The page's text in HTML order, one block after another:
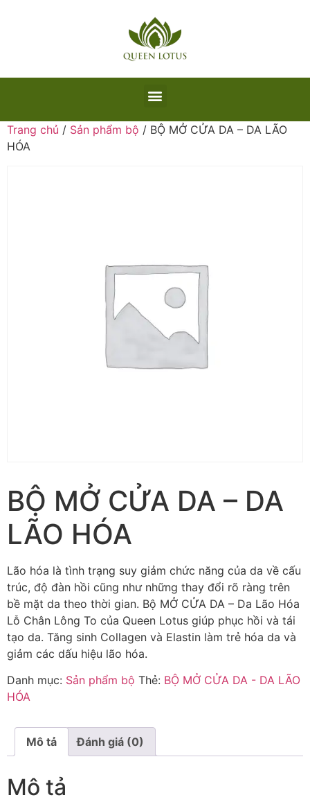
Trang chủ / Sản phẩm bộ / BỘ MỞ CỬA DA – DA LÃO
HÓA
BỘ MỞ CỬA DA – DA
LÃO HÓA
Lão hóa là tình trạng suy giảm chức năng của da về cấu
trúc, độ đàn hồi cũng như những thay đổi rõ ràng trên
bề mặt da theo thời gian. Bộ MỞ CỬA DA – Da Lão Hóa
Lỗ Chân Lông To của Queen Lotus giúp phục hồi và tái
tạo da. Tăng sinh Collagen và Elastin làm trẻ hóa da và
giảm các dấu hiệu lão hóa.
Danh mục: Sản phẩm bộ Thẻ: BỘ MỞ CỬA DA - DA LÃO
HÓA
Mô tả Đánh giá (0)
Mô tả